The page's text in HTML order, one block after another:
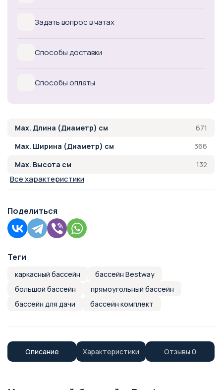
Задать вопрос в чатах
Способы доставки
Способы оплаты
Max. Длина (Диаметр) см
671
Max. Ширина (Диаметр) см
366
Max. Высота см
132
Все характеристики
Поделиться
Теги
каркасный бассейн
бассейн Bestway
большой бассейн
прямоугольный бассейн
бассейн для дачи
бассейн комплект
Описание Характеристики Отзывы 0